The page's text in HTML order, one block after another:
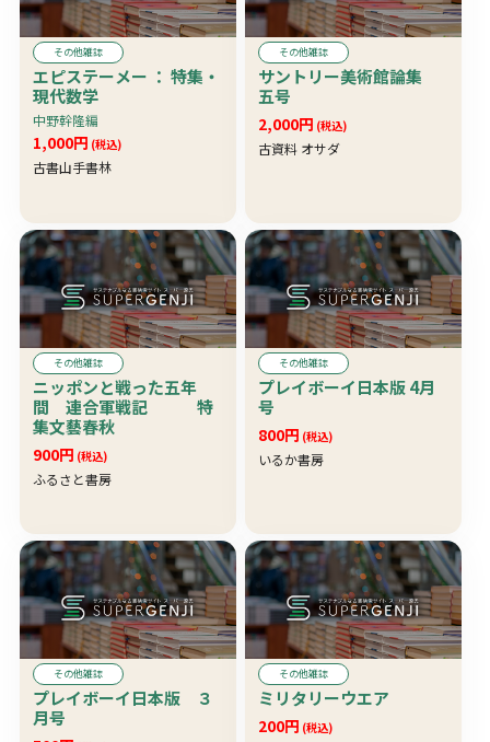
その他雑誌
エピステーメー ： 特集・
現代数学
中野幹隆編
1,000円 (税込)
古書山手書林
その他雑誌
サントリー美術館論集
五号
2,000円 (税込)
古資料 オサダ
その他雑誌
ニッポンと戦った五年
間 連合軍戦記 特
集文藝春秋
900円 (税込)
ふるさと書房
その他雑誌
プレイボーイ日本版 4月
号
800円 (税込)
いるか書房
その他雑誌
プレイボーイ日本版 ３
月号
その他雑誌
ミリタリーウエア
200円 (税込)